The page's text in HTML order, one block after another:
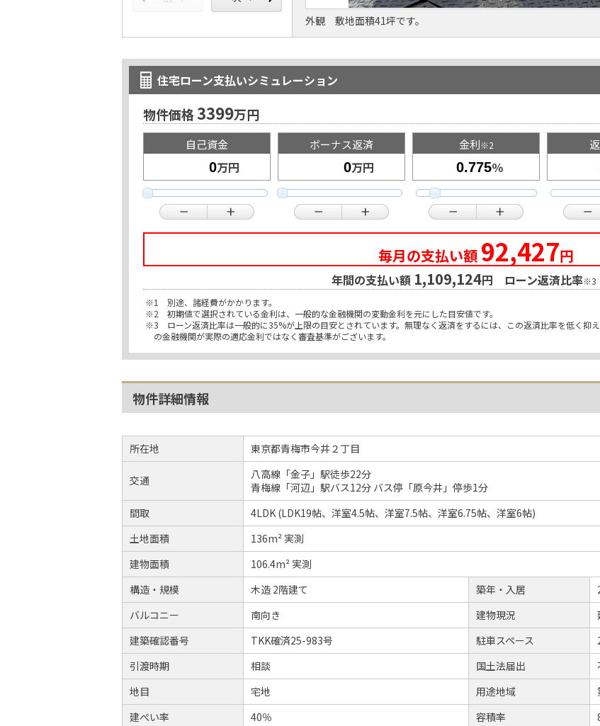
外観 敷地面積41坪です。
住宅ローン支払いシミュレーション
物件価格3399万円
自己資金
万円
ボーナス返済
万円
金利※2
％
毎月の支払い額 92,427円
年間の支払い額 1,109,124円 ローン返済比率※3
※1 別途、諸経費がかかります。
※2 初期値で選択されている金利は、一般的な金融機関の変動金利を元にした目安値です。
※3 ローン返済比率は一般的に35%が上限の目安とされています。無理なく返済をするには、この返済比率を低く抑
の金融機関が実際の適応金利ではなく審査基準がございます。
物件詳細情報
所在地 東京都青梅市今井２丁目
交通
八高線「金子」駅徒歩22分
青梅線「河辺」駅バス12分 バス停「原今井」停歩1分
間取
4LDK (LDK19帖、洋室4.5帖、洋室7.5帖、洋室6.75帖、洋室6帖)
土地面積
136m² 実測
建物面積
106.4m² 実測
構造・規模
木造 2階建て 築年・入居
バルコニー
南向き 建物現況
建築確認番号
TKK確済25-983号 駐車スペース
引渡時期
相談 国土法届出
地目
宅地 用途地域
建ぺい率
40％ 容積率